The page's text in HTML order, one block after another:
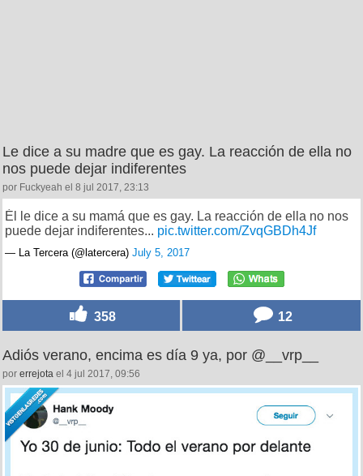
Le dice a su madre que es gay. La reacción de ella no
nos puede dejar indiferentes
por Fuckyeah el 8 jul 2017, 23:13
Él le dice a su mamá que es gay. La reacción de ella no nos
puede dejar indiferentes... pic.twitter.com/ZvqGBDh4Jf
— La Tercera (@latercera) July 5, 2017
358 12
Adiós verano, encima es día 9 ya, por @__vrp__
por errejota el 4 jul 2017, 09:56